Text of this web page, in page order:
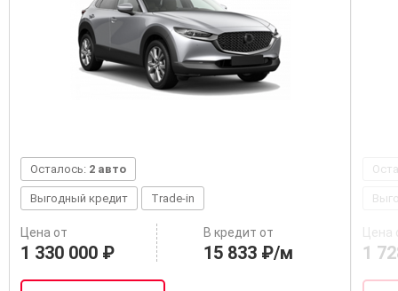
Осталось: 2 авто
Выгодный кредит Trade-in
Цена от
1 330 000 ₽
В кредит от
15 833 ₽/м
Цена
1